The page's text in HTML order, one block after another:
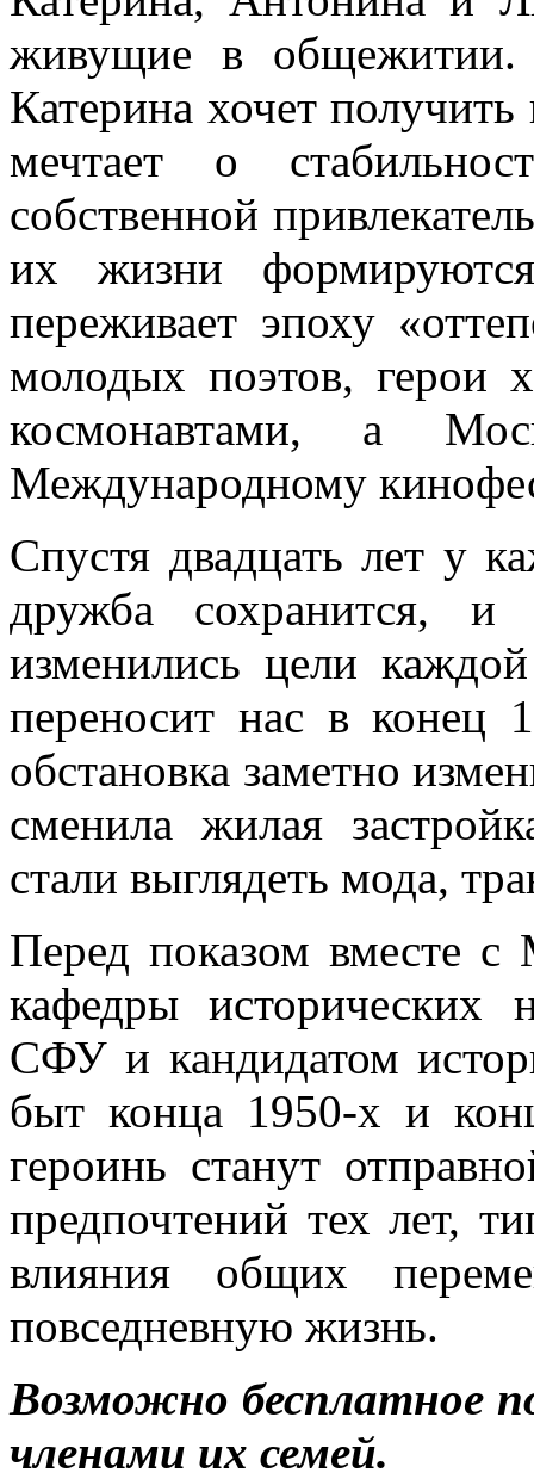
живущие в общежитии.
Катерина хочет
мечтает о
собственной
их жизни
переживает эпоху
молодых поэтов, герои
космонавтами, а
Международному
Спустя двадцать лет у
дружба сохранится,
изменились цели
переносит нас в конец
обстановка заметно
сменила жилая
стали выглядеть мода,
Перед показом вместе
кафедры исторических
СФУ и кандидатом
быт конца 1950-х и
героинь станут
предпочтений тех лет,
влияния общих
повседневную жизнь.
Возможно бесплатное
членами их семей.